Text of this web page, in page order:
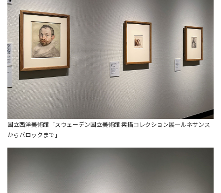
国立西洋美術館「スウェーデン国立美術館 素描コレクション展―ルネサンス
からバロックまで」